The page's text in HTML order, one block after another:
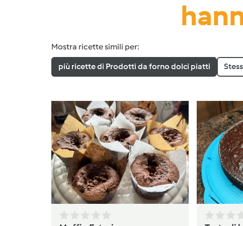
Mostra ricette simili per:
più ricette di Prodotti da forno dolci piatti